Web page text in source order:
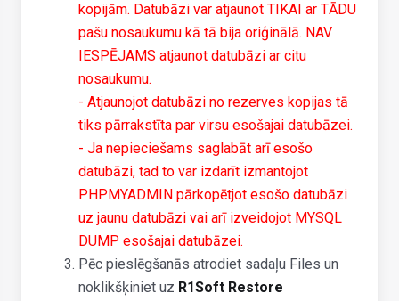
kopijām. Datubāzi var atjaunot TIKAI ar TĀDU
pašu nosaukumu kā tā bija oriģinālā. NAV
IESPĒJAMS atjaunot datubāzi ar citu
nosaukumu.
- Atjaunojot datubāzi no rezerves kopijas tā
tiks pārrakstīta par virsu esošajai datubāzei.
- Ja nepieciešams saglabāt arī esošo
datubāzi, tad to var izdarīt izmantojot
PHPMYADMIN pārkopētjot esošo datubāzi
uz jaunu datubāzi vai arī izveidojot MYSQL
DUMP esošajai datubāzei.
Pēc pieslēgšanās atrodiet sadaļu Files un
noklikšķiniet uz R1Soft Restore